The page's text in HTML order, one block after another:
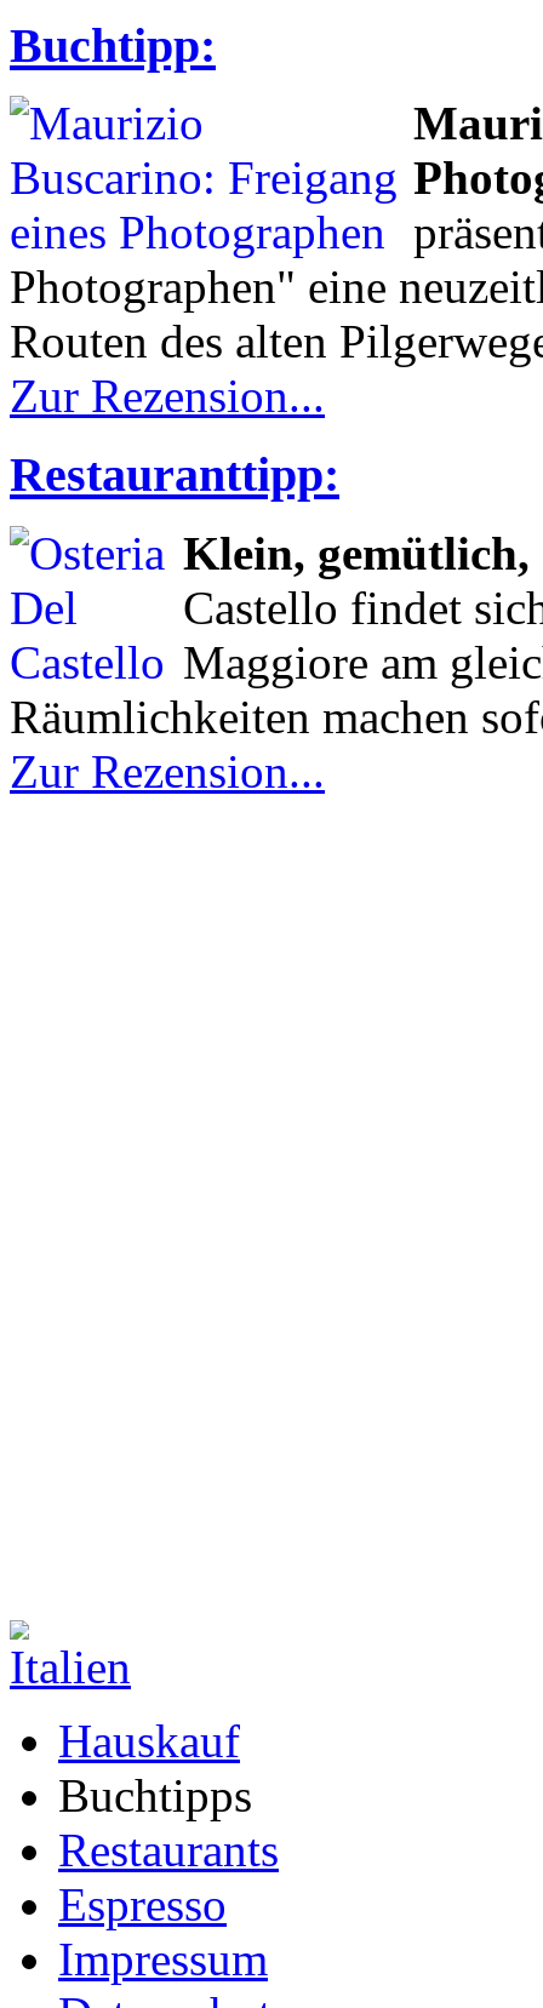
Buchtipp:
Photographen" eine
Routen des alten
Zur Rezension...
Restauranttipp:
Klein, gemütlich,
Castello findet
Maggiore am
Räumlichkeiten machen
Zur Rezension...
Hauskauf
Buchtipps
Restaurants
Espresso
Impressum